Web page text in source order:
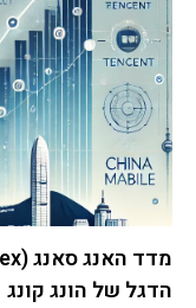
הדגל של הונג קונג